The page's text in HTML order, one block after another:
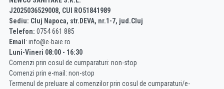
fixarea cadrului clapetei de actionare
clema cu filet pentru cadru 2 buc
surub pentru mecanism de clatire 2 buc
sablon pentru configurarea corecta a clapetei de actionare
J2025036529008, CUI RO51841989
Sediu: Cluj Napoca, str.DEVA, nr.1-7, jud.Cluj
Telefon: 0754 661 885
Email : info@e-baie.ro
Luni-Vineri 08:00 - 16:30
Comenzi prin cosul de cumparaturi: non-stop
Comenzi prin e-mail: non-stop
Termenul de preluare al comenzilor prin cosul de cumparaturi/e-